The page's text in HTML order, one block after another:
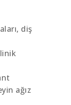
diş
ağız